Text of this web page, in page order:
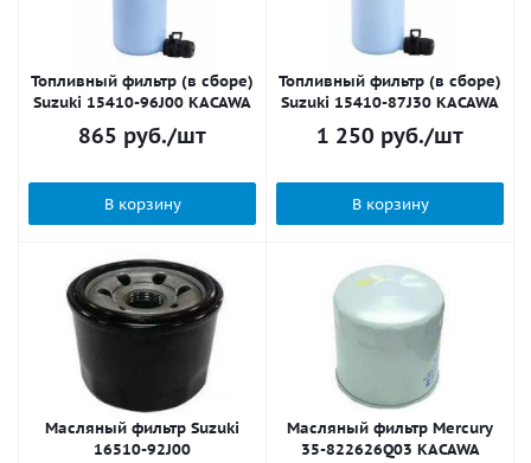
Топливный фильтр (в сборе)
Suzuki 15410-96J00 KACAWA
865 руб./шт
В корзину
Топливный фильтр (в сборе)
Suzuki 15410-87J30 KACAWA
1 250 руб./шт
В корзину
Масляный фильтр Suzuki
16510-92J00
Масляный фильтр Mercury
35-822626Q03 KACAWA